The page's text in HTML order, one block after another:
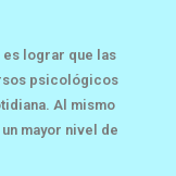
es lograr que las
psicológicos
Al mismo
mayor nivel de